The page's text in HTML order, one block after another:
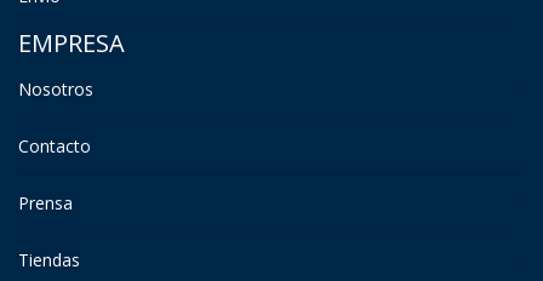
EMPRESA
Nosotros
Contacto
Prensa
Tiendas